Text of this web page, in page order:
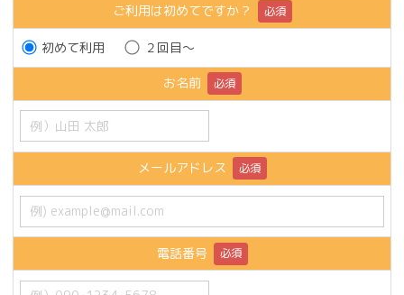
ご利用は初めてですか？ 必須
初めて利用 ２回目～
お名前 必須
メールアドレス 必須
電話番号 必須